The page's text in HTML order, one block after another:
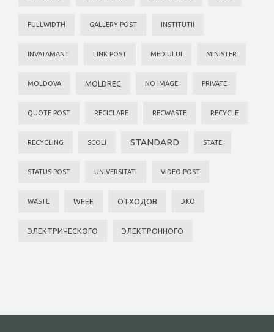
FULLWIDTH GALLERY POST INSTITUTII
INVATAMANT LINK POST MEDIULUI MINISTER
MOLDOVA MOLDREC NO IMAGE PRIVATE
QUOTE POST RECICLARE RECWASTE RECYCLE
RECYCLING SCOLI STANDARD STATE
STATUS POST UNIVERSITATI VIDEO POST
WASTE WEEE ОТХОДОВ ЭКО
ЭЛЕКТРИЧЕСКОГО ЭЛЕКТРОННОГО